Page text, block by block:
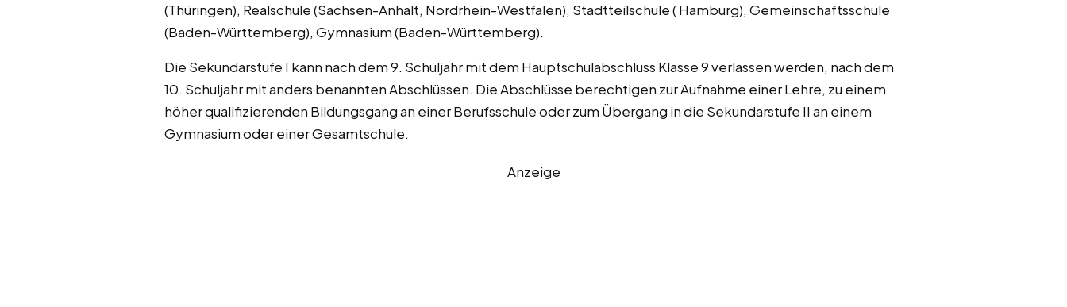
(Thüringen), Realschule (Sachsen-Anhalt, Nordrhein-Westfalen), Stadtteilschule ( Hamburg), Gemeinschaftsschule
(Baden-Württemberg), Gymnasium (Baden-Württemberg).
Die Sekundarstufe I kann nach dem 9. Schuljahr mit dem Hauptschulabschluss Klasse 9 verlassen werden, nach dem
10. Schuljahr mit anders benannten Abschlüssen. Die Abschlüsse berechtigen zur Aufnahme einer Lehre, zu einem
höher qualifizierenden Bildungsgang an einer Berufsschule oder zum Übergang in die Sekundarstufe II an einem
Gymnasium oder einer Gesamtschule.
Anzeige